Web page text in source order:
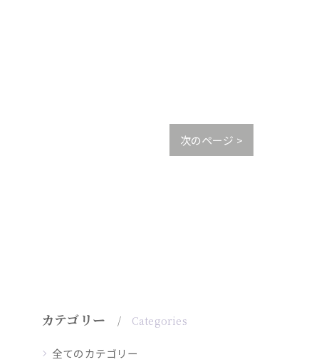
次のページ >
カテゴリー Categories
全てのカテゴリー